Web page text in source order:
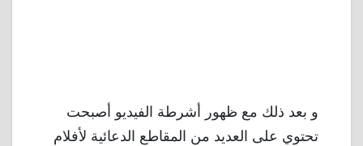
و بعد ذلك مع ظهور أشرطة الفيديو أصبحت
تحتوي على العديد من المقاطع الدعائية لأفلام